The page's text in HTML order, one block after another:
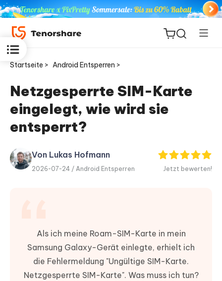
ReiBoot
for iOS
PDF
Editor
Neu
Startseite > Android Entsperren >
Netzgesperrte SIM-Karte
eingelegt, wie wird sie
entsperrt?
Von Lukas Hofmann
2026-07-24 / Android Entsperren Jetzt bewerten!
Als ich meine Roam-SIM-Karte in mein
Samsung Galaxy-Gerät einlegte, erhielt ich
die Fehlermeldung "Ungültige SIM-Karte.
Netzgesperrte SIM-Karte". Was muss ich tun?